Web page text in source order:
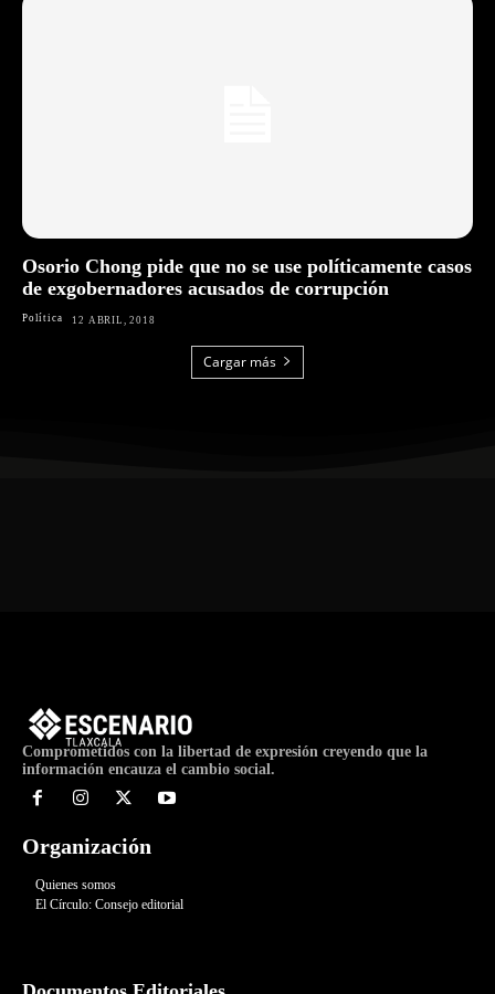
Osorio Chong pide que no se use políticamente casos
de exgobernadores acusados de corrupción
Política 12 ABRIL, 2018
Cargar más
Comprometidos con la libertad de expresión creyendo que la
información encauza el cambio social.
Organización
Quienes somos
El Círculo: Consejo editorial